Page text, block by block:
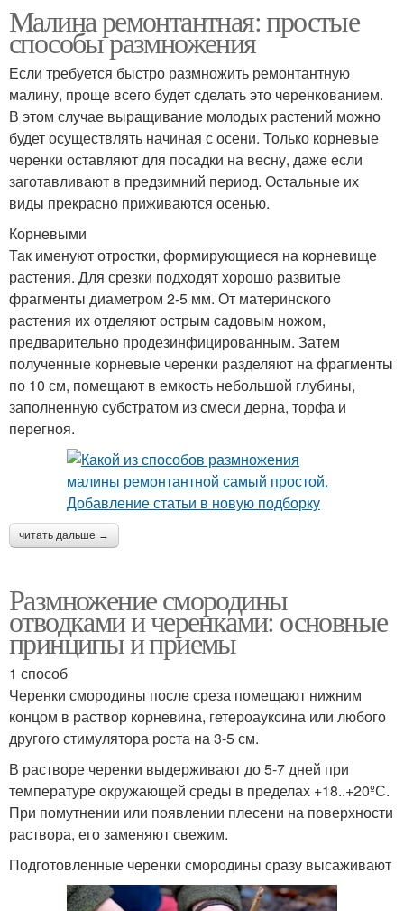
Малина ремонтантная: простые
способы размножения
Если требуется быстро размножить ремонтантную
малину, проще всего будет сделать это черенкованием.
В этом случае выращивание молодых растений можно
будет осуществлять начиная с осени. Только корневые
черенки оставляют для посадки на весну, даже если
заготавливают в предзимний период. Остальные их
виды прекрасно приживаются осенью.
Корневыми
Так именуют отростки, формирующиеся на корневище
растения. Для срезки подходят хорошо развитые
фрагменты диаметром 2-5 мм. От материнского
растения их отделяют острым садовым ножом,
предварительно продезинфицированным. Затем
полученные корневые черенки разделяют на фрагменты
по 10 см, помещают в емкость небольшой глубины,
заполненную субстратом из смеси дерна, торфа и
перегноя.
читать дальше →
Размножение смородины
отводками и черенками: основные
принципы и приемы
1 способ
Черенки смородины после среза помещают нижним
концом в раствор корневина, гетероауксина или любого
другого стимулятора роста на 3-5 см.
В растворе черенки выдерживают до 5-7 дней при
температуре окружающей среды в пределах +18..+20ºС.
При помутнении или появлении плесени на поверхности
раствора, его заменяют свежим.
Подготовленные черенки смородины сразу высаживают